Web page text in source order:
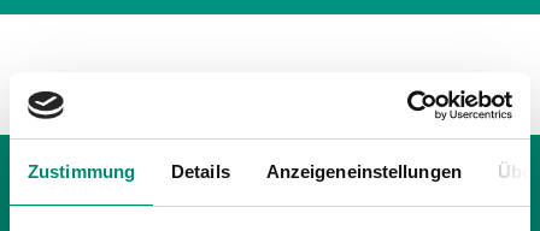
Zustimmung Details Anzeigeneinstellungen